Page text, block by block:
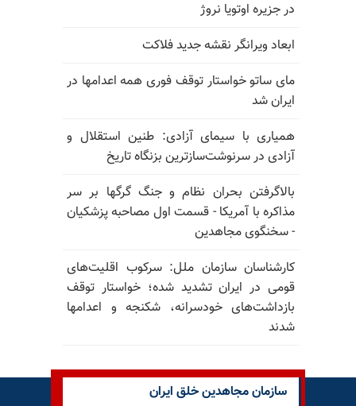
در جزیره اوتویا نروژ
ابعاد ویرانگر نقشه جدید فلاکت
مای ساتو خواستار توقف فوری همه اعدامها در
ایران شد
همیاری با سیمای آزادی: طنین استقلال و
آزادی در سرنوشت‌سازترین بزنگاه تاریخ
بالا‌گرفتن بحران نظام و جنگ گرگها بر سر
مذاکره با آمریکا - قسمت اول مصاحبه پزشکیان
- سخنگوی مجاهدین
کارشناسان سازمان ملل: سرکوب اقلیت‌های
قومی در ایران تشدید شده؛ خواستار توقف
بازداشت‌های خودسرانه، شکنجه و اعدامها
شدند
سازمان مجاهدین خلق ایران